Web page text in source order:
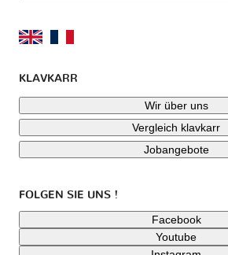
KLAVKARR
Wir über uns
Vergleich klavkarr
Jobangebote
FOLGEN SIE UNS !
Facebook
Youtube